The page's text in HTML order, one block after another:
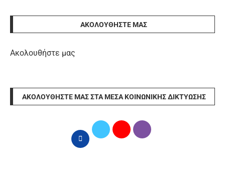
ΑΚΟΛΟΥΘΉΣΤΕ ΜΑΣ
Ακολουθήστε μας
ΑΚΟΛΟΥΘΉΣΤΕ ΜΑΣ ΣΤΑ ΜΈΣΑ ΚΟΙΝΩΝΙΚΉΣ ΔΙΚΤΎΩΣΗΣ